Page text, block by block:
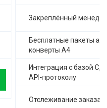
Закреплённый
Бесплатные пакеты а-
конверты А4
Интеграция с базой
API-протоколу
Отслеживание заказа